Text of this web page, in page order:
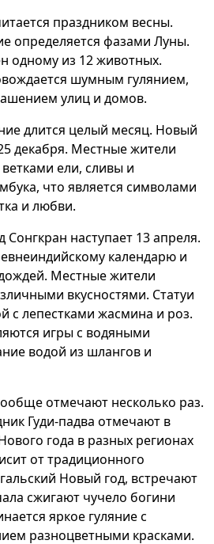
праздником весны.
определяется фазами Луны.
одному из 12 животных.
шумным гулянием,
улиц и домов.
длится целый месяц. Новый
декабря. Местные жители
ели, сливы и
что является символами
и любви.
Сонгкран наступает 13 апреля.
календарю и
Местные жители
вкусностями. Статуи
с лепестками жасмина и роз.
игры с водяными
водой из шлангов и
отмечают несколько раз.
Гуди-падва отмечают в
года в разных регионах
от традиционного
Новый год, встречают
сжигают чучело богини
яркое гуляние с
разноцветными красками.